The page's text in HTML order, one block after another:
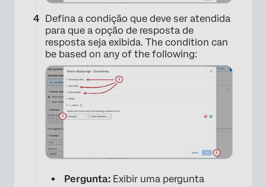
Defina a condição que deve ser atendida
para que a opção de resposta de
resposta seja exibida. The condition can
be based on any of the following:
Pergunta: Exibir uma pergunta